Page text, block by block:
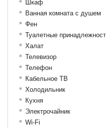
Шкаф
Ванная комната с душем
Фен
Туалетные
Халат
Телевизор
Телефон
Кабельное ТВ
Холодильник
Кухня
Электрочайник
Wi-Fi